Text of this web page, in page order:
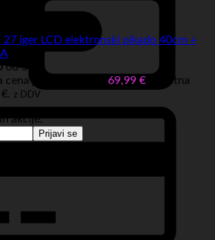
27 iger LCD elektronski pikado 40cm +
od 5
cena je bila: 89,99 €. 69,99 € Trenutna
z DDV
akcije: